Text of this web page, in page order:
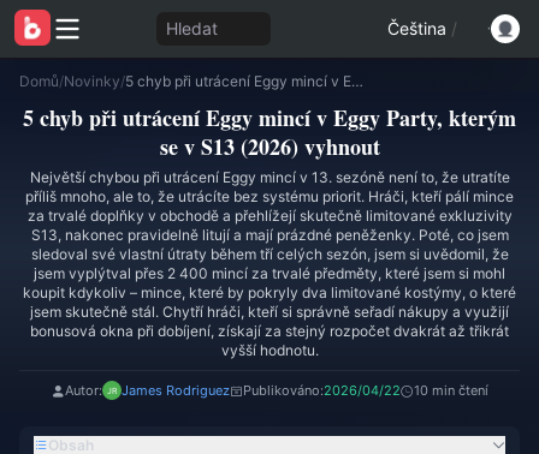
Hledat Čeština /
Domů/Novinky/ 5 chyb při utrácení Eggy mincí v Eggy Party, kterým se v S13 (2026) vyhnout
5 chyb při utrácení Eggy mincí v Eggy Party, kterým
se v S13 (2026) vyhnout
Největší chybou při utrácení Eggy mincí v 13. sezóně není to, že utratíte
příliš mnoho, ale to, že utrácíte bez systému priorit. Hráči, kteří pálí mince
za trvalé doplňky v obchodě a přehlížejí skutečně limitované exkluzivity
S13, nakonec pravidelně litují a mají prázdné peněženky. Poté, co jsem
sledoval své vlastní útraty během tří celých sezón, jsem si uvědomil, že
jsem vyplýtval přes 2 400 mincí za trvalé předměty, které jsem si mohl
koupit kdykoliv – mince, které by pokryly dva limitované kostýmy, o které
jsem skutečně stál. Chytří hráči, kteří si správně seřadí nákupy a využijí
bonusová okna při dobíjení, získají za stejný rozpočet dvakrát až třikrát
vyšší hodnotu.
Autor: James Rodriguez Publikováno:2026/04/22 10 min čtení
Obsah